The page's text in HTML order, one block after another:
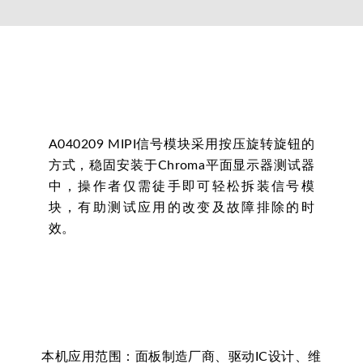
A040209 MIPI信号模块采用按压旋转旋钮的
方式，稳固安装于Chroma平面显示器测试器
中，操作者仅需徒手即可轻松拆装信号模
块，有助测试应用的改变及故障排除的时
效。
本机应用范围：面板制造厂商、驱动IC设计、维